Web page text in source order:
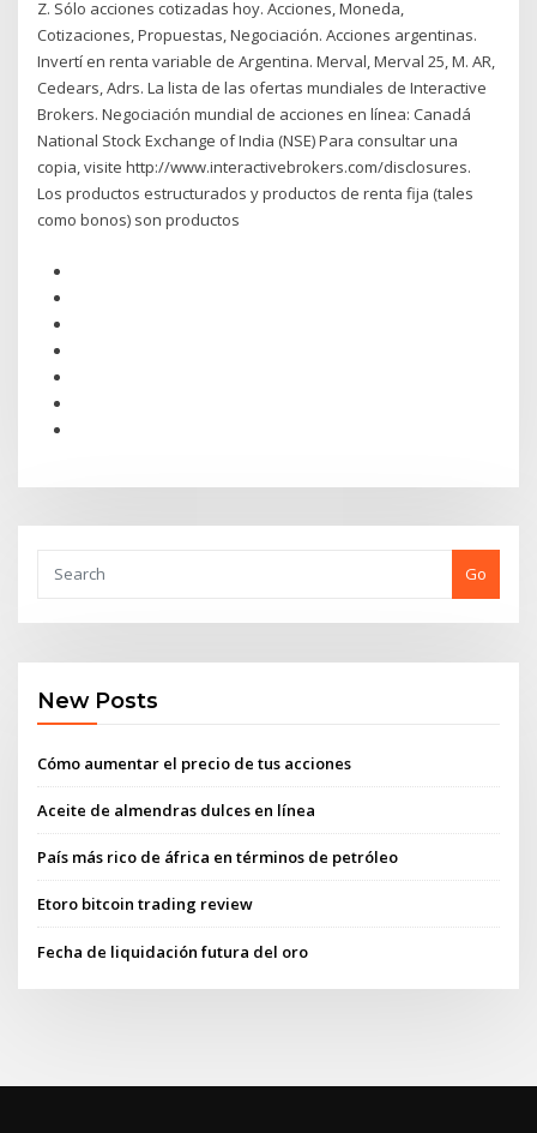
Z. Sólo acciones cotizadas hoy. Acciones, Moneda,
Cotizaciones, Propuestas, Negociación. Acciones argentinas.
Invertí en renta variable de Argentina. Merval, Merval 25, M. AR,
Cedears, Adrs. La lista de las ofertas mundiales de Interactive
Brokers. Negociación mundial de acciones en línea: Canadá
National Stock Exchange of India (NSE) Para consultar una
copia, visite http://www.interactivebrokers.com/disclosures.
Los productos estructurados y productos de renta fija (tales
como bonos) son productos
Go
New Posts
Cómo aumentar el precio de tus acciones
Aceite de almendras dulces en línea
País más rico de áfrica en términos de petróleo
Etoro bitcoin trading review
Fecha de liquidación futura del oro